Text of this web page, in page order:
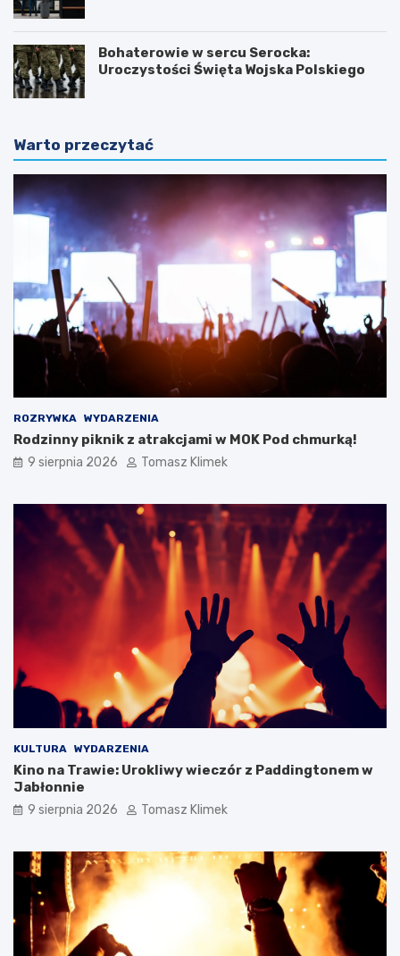
Bohaterowie w sercu Serocka:
Uroczystości Święta Wojska Polskiego
Warto przeczytać
ROZRYWKA WYDARZENIA
Rodzinny piknik z atrakcjami w MOK Pod chmurką!
9 sierpnia 2026 Tomasz Klimek
KULTURA WYDARZENIA
Kino na Trawie: Urokliwy wieczór z Paddingtonem w
Jabłonnie
9 sierpnia 2026 Tomasz Klimek